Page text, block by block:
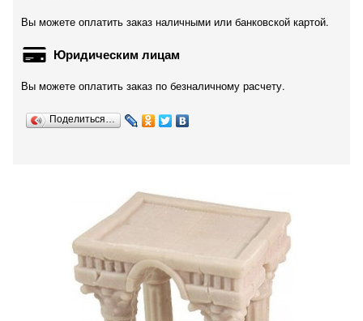
Вы можете оплатить заказ наличными или банковской картой.
Юридическим лицам
Вы можете оплатить заказ по безналичному расчету.
Поделиться…